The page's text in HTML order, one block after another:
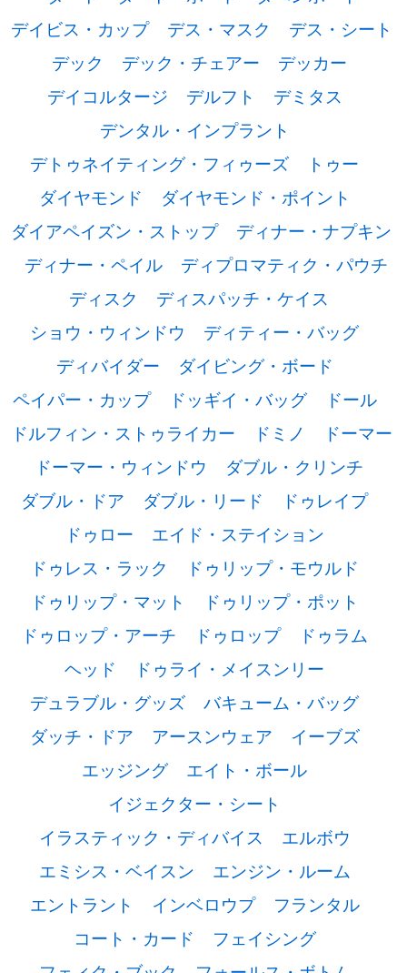
デイビス・カップ
デス・マスク
デス・シート
デック
デック・チェアー
デッカー
デイコルタージ
デルフト
デミタス
デンタル・インプラント
デトゥネイティング・フィゥーズ
トゥー
ダイヤモンド
ダイヤモンド・ポイント
ダイアペイズン・ストップ
ディナー・ナプキン
ディナー・ペイル
ディプロマティク・パウチ
ディスク
ディスパッチ・ケイス
ショウ・ウィンドウ
ディティー・バッグ
ディバイダー
ダイビング・ボード
ペイパー・カップ
ドッギイ・バッグ
ドール
ドルフィン・ストゥライカー
ドミノ
ドーマー
ドーマー・ウィンドウ
ダブル・クリンチ
ダブル・ドア
ダブル・リード
ドゥレイプ
ドゥロー
エイド・ステイション
ドゥレス・ラック
ドゥリップ・モウルド
ドゥリップ・マット
ドゥリップ・ポット
ドゥロップ・アーチ
ドゥロップ
ドゥラム
ヘッド
ドゥライ・メイスンリー
デュラブル・グッズ
バキューム・バッグ
ダッチ・ドア
アースンウェア
イーブズ
エッジング
エイト・ボール
イジェクター・シート
イラスティック・ディバイス
エルボウ
エミシス・ベイスン
エンジン・ルーム
エントラント
インベロウプ
フランタル
コート・カード
フェイシング